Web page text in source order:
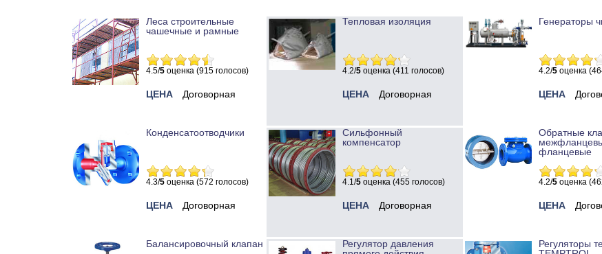
Леса строительные
чашечные и рамные
4.5/5 оценка (915 голосов)
ЦЕНА Договорная
Тепловая изоляция
4.2/5 оценка (411 голосов)
ЦЕНА Договорная
Генераторы
4.2/5 оценка
ЦЕНА
Конденсатоотводчики
4.3/5 оценка (572 голосов)
ЦЕНА Договорная
Сильфонный
компенсатор
4.1/5 оценка (455 голосов)
ЦЕНА Договорная
Обратные
фланцевые
4.2/5 оценка
ЦЕНА
Балансировочный клапан
Регулятор давления
Регуляторы